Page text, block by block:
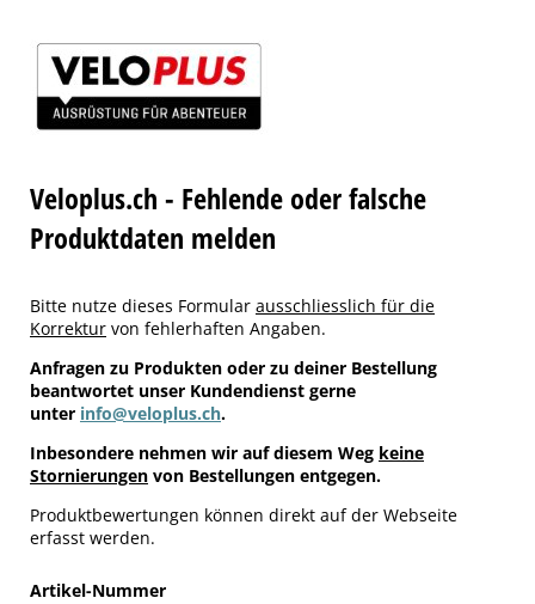
Veloplus.ch - Fehlende oder falsche
Produktdaten melden
Bitte nutze dieses Formular ausschliesslich für die
Korrektur von fehlerhaften Angaben.
Anfragen zu Produkten oder zu deiner Bestellung
beantwortet unser Kundendienst gerne
unter info@veloplus.ch.
Inbesondere nehmen wir auf diesem Weg keine
Stornierungen von Bestellungen entgegen.
Produktbewertungen können direkt auf der Webseite
erfasst werden.
Artikel-Nummer